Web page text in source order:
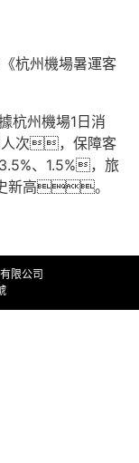
州機場暑運客
杭州機場1日消
人次，保障客
、1.5%，旅
新高。
限公司